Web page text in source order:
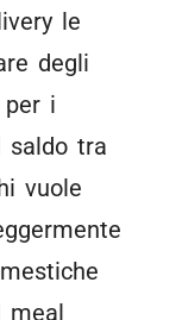
le
degli
i
saldo tra
vuole
meal